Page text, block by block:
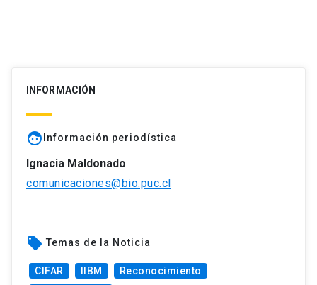
INFORMACIÓN
faceInformación periodística
Ignacia Maldonado
comunicaciones@bio.puc.cl
local_offer Temas de la Noticia
CIFAR IIBM
Reconocimiento